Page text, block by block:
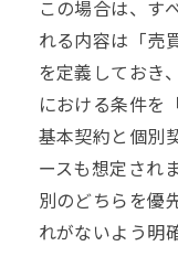
この場合は、す
れる内容は「売
を定義しておき
における条件を
基本契約と個別
ースも想定され
別のどちらを優
れがないよう明